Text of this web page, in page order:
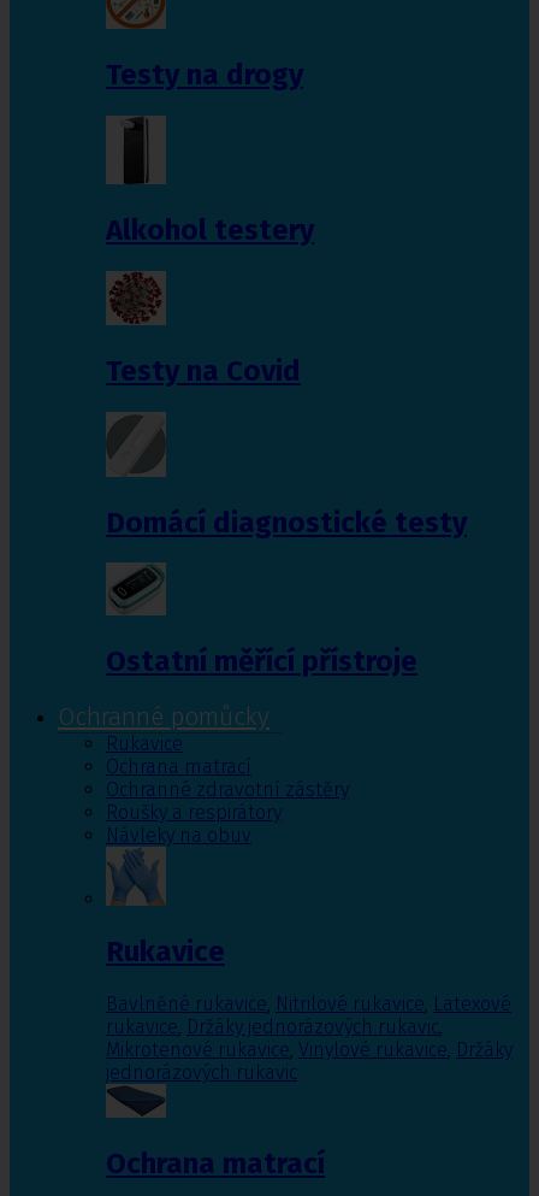
Testy na drogy
Alkohol testery
Testy na Covid
Domácí diagnostické testy
Ostatní měřící přístroje
Ochranné pomůcky
Rukavice
Ochrana matrací
Ochranné zdravotní zástěry
Roušky a respirátory
Návleky na obuv
Rukavice
Bavlněné rukavice, Nitrilové rukavice, Latexové
rukavice, Držáky jednorázových rukavic,
Mikrotenové rukavice, Vinylové rukavice, Držáky
jednorázových rukavic
Ochrana matrací